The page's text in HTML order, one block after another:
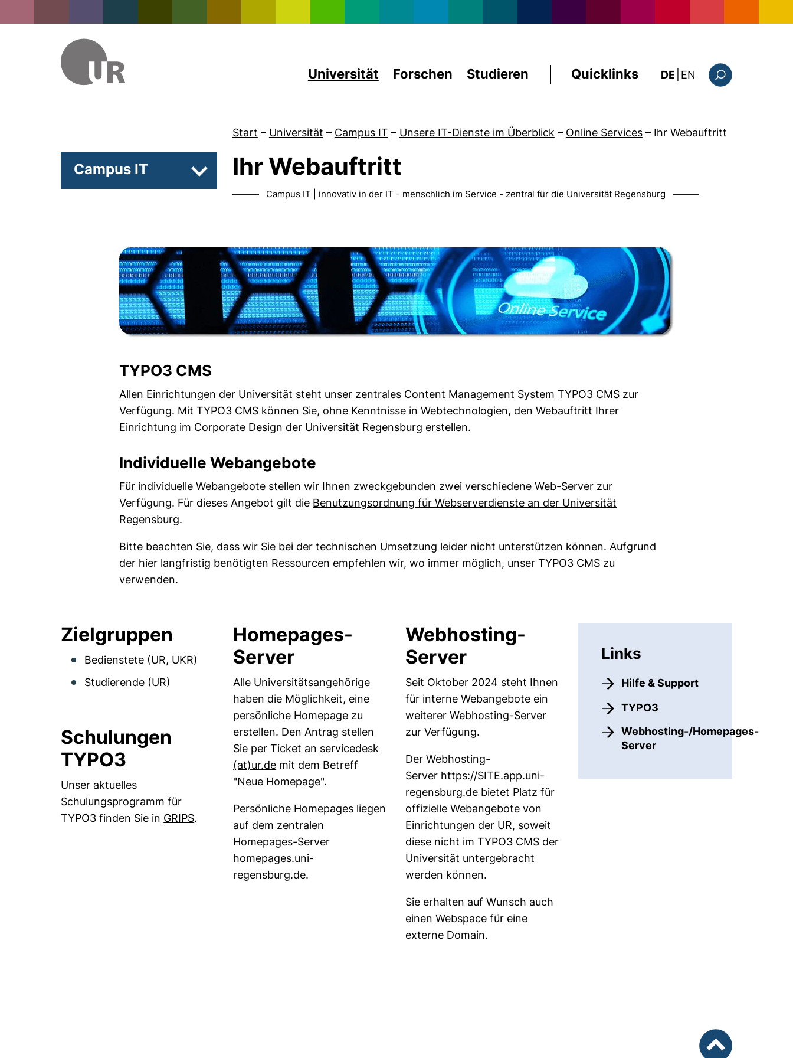
Universität Forschen Studieren Quicklinks DE EN : this page in
Start – Universität – Campus IT – Unsere IT-Dienste im Überblick – Online Services – Ihr Webauftritt
Campus IT Unterseiten von 50 Jahre RZ
Ihr Webauftritt
——— Campus IT | innovativ in der IT - menschlich im Service - zentral für die Universität Regensburg ———
TYPO3 CMS
Allen Einrichtungen der Universität steht unser zentrales Content Management System TYPO3 CMS zur
Verfügung. Mit TYPO3 CMS können Sie, ohne Kenntnisse in Webtechnologien, den Webauftritt Ihrer
Einrichtung im Corporate Design der Universität Regensburg erstellen.
Individuelle Webangebote
Für individuelle Webangebote stellen wir Ihnen zweckgebunden zwei verschiedene Web-Server zur
Verfügung. Für dieses Angebot gilt die Benutzungsordnung für Webserverdienste an der Universität
Regensburg(öffnet neues Fenster). (nicht barrierefrei)
.
Bitte beachten Sie, dass wir Sie bei der technischen Umsetzung leider nicht unterstützen können. Aufgrund
der hier langfristig benötigten Ressourcen empfehlen wir, wo immer möglich, unser TYPO3 CMS zu
verwenden.
Zielgruppen
Bedienstete (UR, UKR)
Studierende (UR)
Schulungen
TYPO3
Unser aktuelles
Schulungsprogramm für
TYPO3 finden Sie in GRIPS(externer Link, öffnet neues Fenster)
.
Homepages-
Server
Alle Universitätsangehörige
haben die Möglichkeit, eine
persönliche Homepage zu
erstellen. Den Antrag stellen
Sie per Ticket an servicedesk​
(at)​ur.de(öffnet Ihr E-Mail-Programm)
mit dem Betreff
"Neue Homepage".
Persönliche Homepages liegen
auf dem zentralen
Homepages-Server
homepages.uni-
regensburg.de.
Webhosting-
Server
Seit Oktober 2024 steht Ihnen
für interne Webangebote ein
weiterer Webhosting-Server
zur Verfügung.
Der Webhosting-
Server https://SITE.app.uni-
regensburg.de bietet Platz für
offizielle Webangebote von
Einrichtungen der UR, soweit
diese nicht im TYPO3 CMS der
Universität untergebracht
werden können.
Sie erhalten auf Wunsch auch
einen Webspace für eine
externe Domain.
Links
Hilfe & Support
TYPO3
Webhosting-/Homepages-
Server